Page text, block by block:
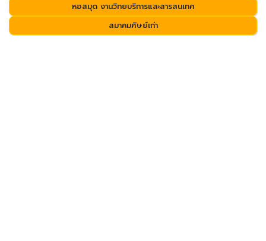
หอสมุด งานวิทยบริการและสารสนเทศ
สมาคมศิษย์เก่า